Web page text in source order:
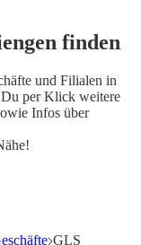
finden
und Filialen in
per Klick weitere
Infos über
GLS